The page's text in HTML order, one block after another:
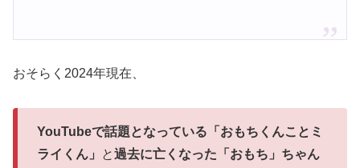
おそらく2024年現在、
YouTubeで話題となっている「おもちくんことミ
ライくん」
と 過去に亡くなった「おもち」ちゃん